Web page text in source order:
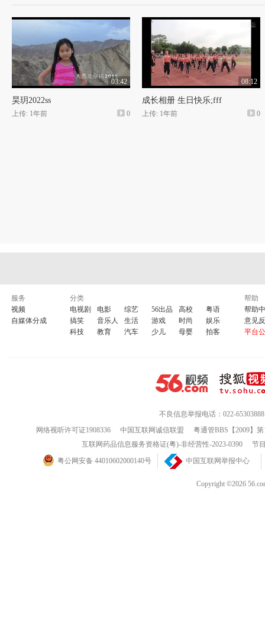
03:42
昊玥2022ss
上传: 1年前 0
08:12
成长相册 生日快乐;fff
上传: 1年前 0
服务
视频
自媒体分成
分类
电视剧
电影 综艺 56出品 高校
粤语
搞笑
音乐人 生活 游戏 时尚
娱乐
科技
教育 汽车 少儿 母婴 拍客
帮助
帮助
意见
平台
不良信息举报电话：022-65303888
网络视听许可证1908336
中国互联网诚信联盟
粤通管BBS【2009】
互联网药品信息服务资格证(粤)-非经营性-2023-0390
节
粤公网安备 44010602000140号
中国互联网举报中心
Copyright ©2026